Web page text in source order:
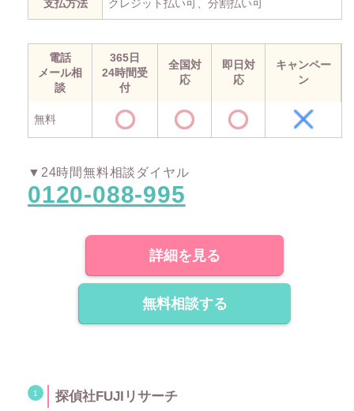
支払方法 クレジット払い可、分割払い可
電話
メール相
談
365日
24時間受
付
全国対
応
即日対
応
キャンペー
ン
無料
▼24時間無料相談ダイヤル
0120-088-995
詳細を見る
無料相談する
探偵社FUJIリサーチ